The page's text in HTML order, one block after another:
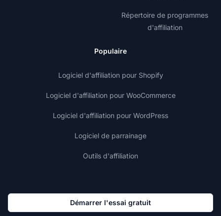
Répertoire de programmes
d'affiliation
Populaire
Logiciel d'affiliation pour Shopify
Logiciel d'affiliation pour WooCommerce
Logiciel d'affiliation pour WordPress
Logiciel de parrainage
Outils d'affiliation
Démarrer l'essai gratuit